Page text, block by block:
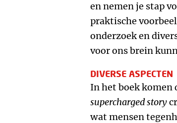
en nemen je stap
praktische
onderzoek en
voor ons brein
DIVERSE ASPECTEN
In het boek komen
supercharged story
wat mensen